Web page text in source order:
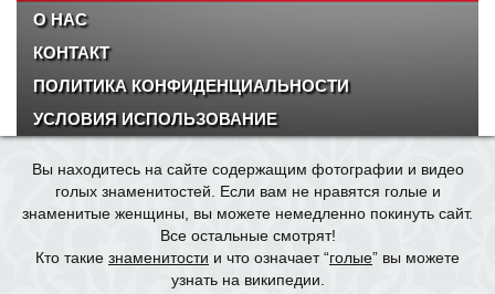
О НАС
КОНТАКТ
ПОЛИТИКА КОНФИДЕНЦИАЛЬНОСТИ
УСЛОВИЯ ИСПОЛЬЗОВАНИЕ
Вы находитесь на сайте содержащим фотографии и видео
голых знаменитостей. Если вам не нравятся голые и
знаменитые женщины, вы можете немедленно покинуть сайт.
Все остальные смотрят!
Кто такие знаменитости и что означает “голые” вы можете
узнать на википедии.